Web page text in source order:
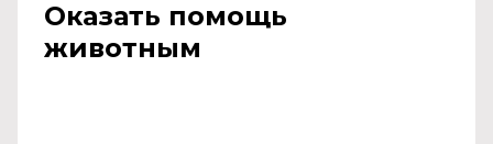
Оказать помощь
животным